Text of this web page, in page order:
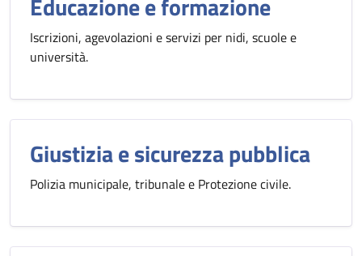
Iscrizioni, agevolazioni e servizi per nidi, scuole e
università.
Giustizia e sicurezza pubblica
Polizia municipale, tribunale e Protezione civile.